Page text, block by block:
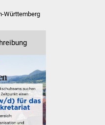
Stadtarchiv
Zehntscheuer
Bürgerhaus
Württemberg